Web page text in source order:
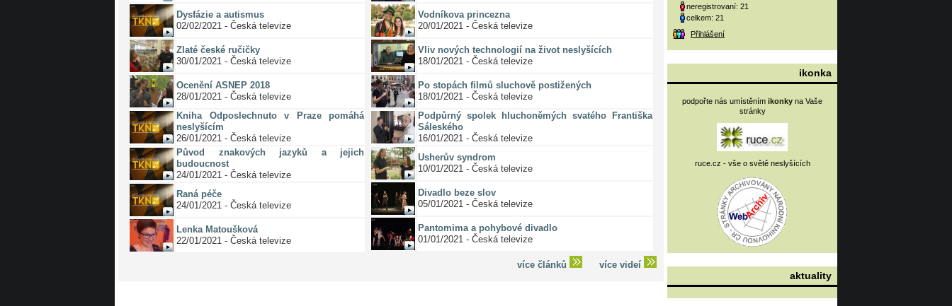
Dysfázie a autismus
02/02/2021 - Česká televize
Zlaté české ručičky
30/01/2021 - Česká televize
Ocenění ASNEP 2018
28/01/2021 - Česká televize
Kniha Odposlechnuto v Praze pomáhá
neslyšícím
26/01/2021 - Česká televize
Původ znakových jazyků a jejich
budoucnost
24/01/2021 - Česká televize
Raná péče
24/01/2021 - Česká televize
Lenka Matoušková
22/01/2021 - Česká televize
Vodníkova princezna
20/01/2021 - Česká televize
Vliv nových technologií na život neslyšících
18/01/2021 - Česká televize
Po stopách filmů sluchově postižených
18/01/2021 - Česká televize
Podpůrný spolek hluchoněmých svatého Františka
Sáleského
16/01/2021 - Česká televize
Usherův syndrom
10/01/2021 - Česká televize
Divadlo beze slov
05/01/2021 - Česká televize
Pantomima a pohybové divadlo
01/01/2021 - Česká televize
více článků více videí
neregistrovaní: 21
celkem: 21
Přihlášení
ikonka
podpořte nás umístěním ikonky na Vaše
stránky
ruce.cz - vše o světě neslyšících
aktuality